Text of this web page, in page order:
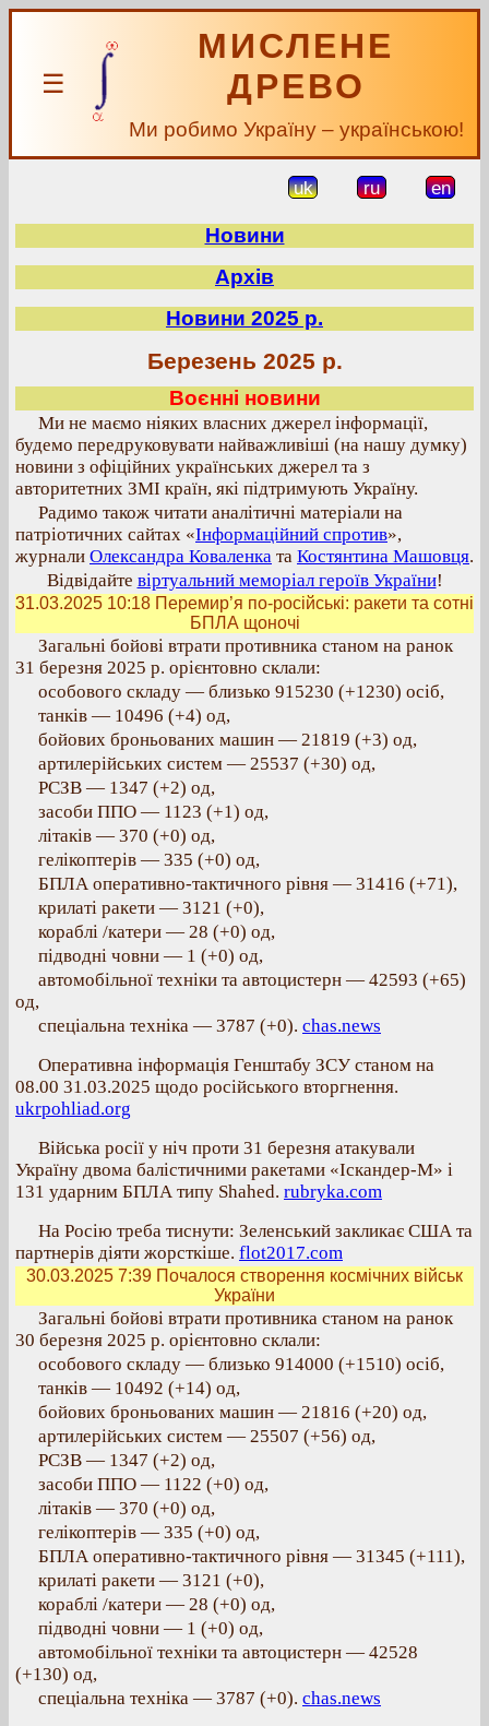
☰
МИСЛЕНЕ
ДРЕВО
Ми робимо Україну – українською!
uk ru en
Новини
Архів
Новини 2025 р.
Березень 2025 р.
Воєнні новини
Ми не маємо ніяких власних джерел інформації,
будемо передруковувати найважливіші (на нашу думку)
новини з офіційних українських джерел та з
авторитетних ЗМІ країн, які підтримують Україну.
Радимо також читати аналітичні матеріали на
патріотичних сайтах «Інформаційний спротив»,
журнали Олександра Коваленка та Костянтина Машовця.
Відвідайте віртуальний меморіал героїв України!
31.03.2025 10:18 Перемир’я по-російські: ракети та сотні
БПЛА щоночі
Загальні бойові втрати противника станом на ранок
31 березня 2025 р. орієнтовно склали:
особового складу — близько 915230 (+1230) осіб,
танків — 10496 (+4) од,
бойових броньованих машин — 21819 (+3) од,
артилерійських систем — 25537 (+30) од,
РСЗВ — 1347 (+2) од,
засоби ППО — 1123 (+1) од,
літаків — 370 (+0) од,
гелікоптерів — 335 (+0) од,
БПЛА оперативно-тактичного рівня — 31416 (+71),
крилаті ракети — 3121 (+0),
кораблі /катери — 28 (+0) од,
підводні човни — 1 (+0) од,
автомобільної техніки та автоцистерн — 42593 (+65)
од,
спеціальна техніка — 3787 (+0). chas.news
Оперативна інформація Генштабу ЗСУ станом на
08.00 31.03.2025 щодо російського вторгнення.
ukrpohliad.org
Війська росії у ніч проти 31 березня атакували
Україну двома балістичними ракетами «Іскандер-М» і
131 ударним БПЛА типу Shahed. rubryka.com
На Росію треба тиснути: Зеленський закликає США та
партнерів діяти жорсткіше. flot2017.com
30.03.2025 7:39 Почалося створення космічних військ
України
Загальні бойові втрати противника станом на ранок
30 березня 2025 р. орієнтовно склали:
особового складу — близько 914000 (+1510) осіб,
танків — 10492 (+14) од,
бойових броньованих машин — 21816 (+20) од,
артилерійських систем — 25507 (+56) од,
РСЗВ — 1347 (+2) од,
засоби ППО — 1122 (+0) од,
літаків — 370 (+0) од,
гелікоптерів — 335 (+0) од,
БПЛА оперативно-тактичного рівня — 31345 (+111),
крилаті ракети — 3121 (+0),
кораблі /катери — 28 (+0) од,
підводні човни — 1 (+0) од,
автомобільної техніки та автоцистерн — 42528
(+130) од,
спеціальна техніка — 3787 (+0). chas.news